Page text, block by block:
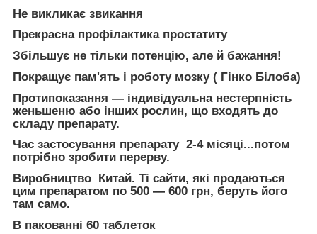
Не викликає звикання
Прекрасна профілактика простатиту
Збільшує не тільки потенцію, але й бажання!
Покращує пам'ять і роботу мозку ( Гінко Білоба)
Протипоказання — індивідуальна нестерпність
женьшеню або інших рослин, що входять до
складу препарату.
Час застосування препарату 2-4 місяці...потом
потрібно зробити перерву.
Виробництво Китай. Ті сайти, які продаються
цим препаратом по 500 — 600 грн, беруть його
там само.
В пакованні 60 таблеток